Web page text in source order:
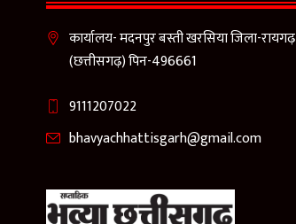
कार्यालय- मदनपुर बस्ती खरसिया जिला-रायगढ़
(छत्तीसगढ़) पिन-496661
9111207022
bhavyachhattisgarh@gmail.com